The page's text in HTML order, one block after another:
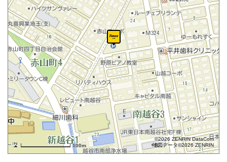
100m
©2026 ZENRIN DataCom
地図データ©2026 ZENRIN